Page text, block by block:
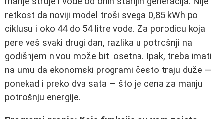
retkost da noviji model troši svega 0,85 kWh po
ciklusu i oko 44 do 54 litre vode. Za porodicu koja
pere veš svaki drugi dan, razlika u potrošnji na
godišnjem nivou može biti osetna. Ipak, treba imati
na umu da ekonomski programi često traju duže —
ponekad i preko dva sata — što je cena za manju
potrošnju energije.